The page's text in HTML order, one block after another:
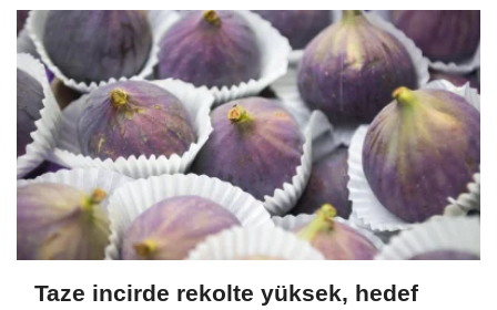
Taze incirde rekolte yüksek, hedef